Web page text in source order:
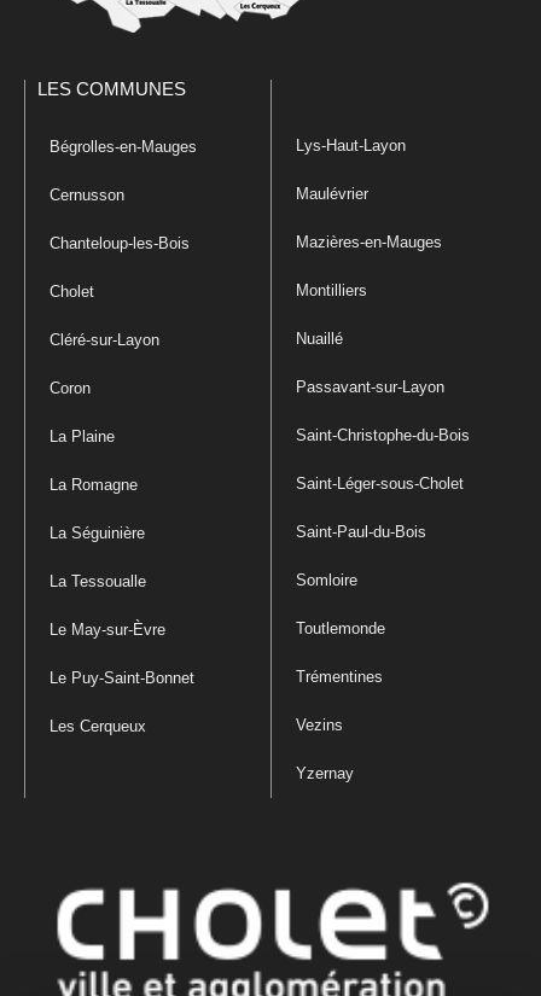
LES COMMUNES
Bégrolles-en-Mauges
Cernusson
Chanteloup-les-Bois
Cholet
Cléré-sur-Layon
Coron
La Plaine
La Romagne
La Séguinière
La Tessoualle
Le May-sur-Èvre
Le Puy-Saint-Bonnet
Les Cerqueux
Lys-Haut-Layon
Maulévrier
Mazières-en-Mauges
Montilliers
Nuaillé
Passavant-sur-Layon
Saint-Christophe-du-Bois
Saint-Léger-sous-Cholet
Saint-Paul-du-Bois
Somloire
Toutlemonde
Trémentines
Vezins
Yzernay